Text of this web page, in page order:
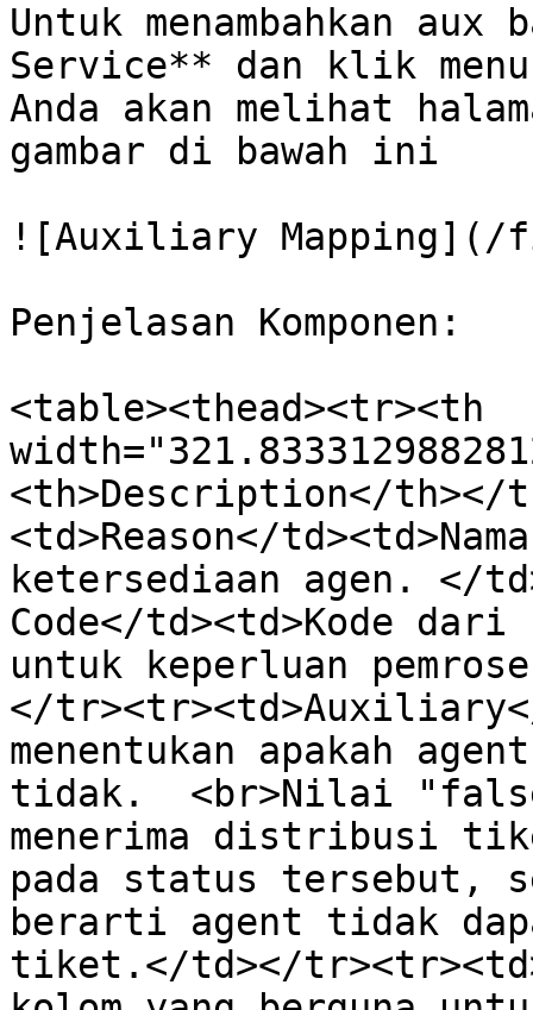
Untuk menambahkan
Service** dan klik
Anda akan melihat
gambar di bawah ini
![Auxiliary Mapping](/
Penjelasan Komponen:
<table><thead><tr><th
<th>Description</th></
<td>Reason</
ketersediaan agen. </
Code</td><td>Kode
untuk keperluan
</
menentukan apakah
tidak.  <br>Nilai
menerima distribusi
pada status tersebut,
berarti agent tidak
tiket.</td></